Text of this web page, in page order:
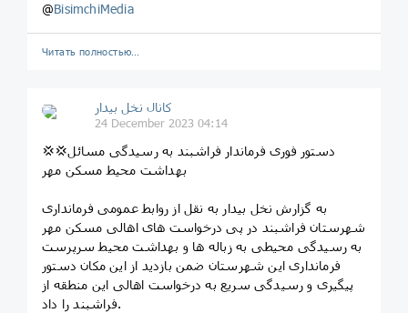
@BisimchiMedia
Читать полностью…
کانال نخل بیدار
24 December 2023 04:14
💢💢دستور فوری فرماندار فراشبند به رسیدگی مسائل
بهداشت محیط مسکن مهر
به گزارش نخل بیدار به نقل از روابط عمومی فرمانداری
شهرستان فراشبند در پی درخواست های اهالی مسکن مهر
به رسیدگی محیطی به زباله ها و بهداشت محیط سرپرست
فرمانداری این شهرستان ضمن بازدید از این مکان دستور
پیگیری و رسیدگی سریع به درخواست اهالی این منطقه از
فراشبند را داد.